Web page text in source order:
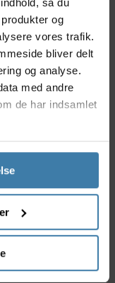
og
vores trafik.
bliver delt
og analyse.
med andre
de har indsamlet
at være ren,
skidt.
for en optimal
en quick-
nem.
fleste
på 38 mm.
10 cm oppe